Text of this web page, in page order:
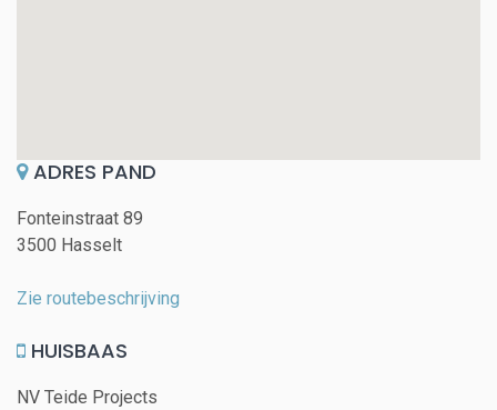
ADRES PAND
Fonteinstraat 89
3500 Hasselt
Zie routebeschrijving
HUISBAAS
NV Teide Projects